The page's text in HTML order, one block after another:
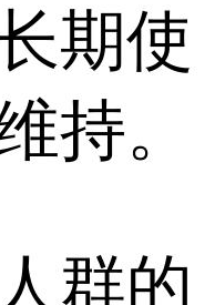
期使
持。
群的